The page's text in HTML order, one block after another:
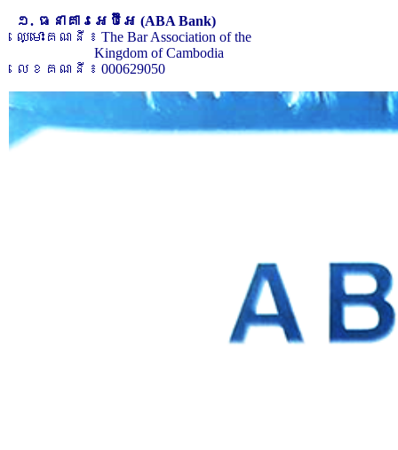
១. ធនាគារអេប៊ីអេ (ABA Bank)
ឈ្មោះគណនី ៖ The Bar Association of the
Kingdom of Cambodia
លេខគណនី ៖ 000629050